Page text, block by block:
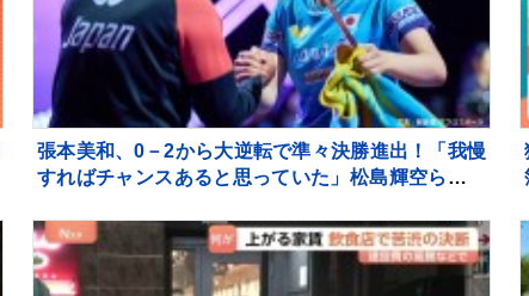
張本美和、0－2から大逆転で準々決勝進出！「我慢
すればチャンスあると思っていた」松島輝空らもベ